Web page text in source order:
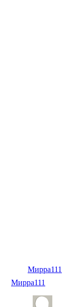
Мирра111
Мирра111